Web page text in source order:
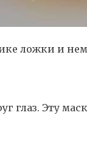
ложки и
глаз. Эту